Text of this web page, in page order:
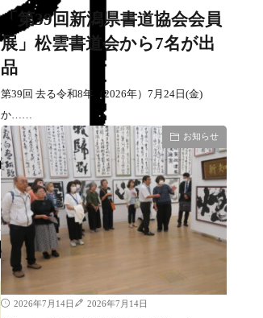
「第39回新潟県書道協会会員
展」松雲書道会から7名が出
品
第39回 去る令和8年（2026年）7月24日(金)
か……
お知らせ
2026年7月14日 2026年7月14日